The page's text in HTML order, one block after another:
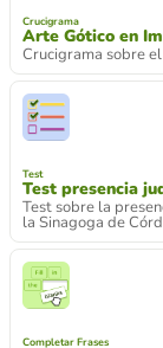
Crucigrama
Arte Gótico en
Crucigrama sobre
Test
Test presencia
Test sobre la
la Sinagoga de
Completar Frases